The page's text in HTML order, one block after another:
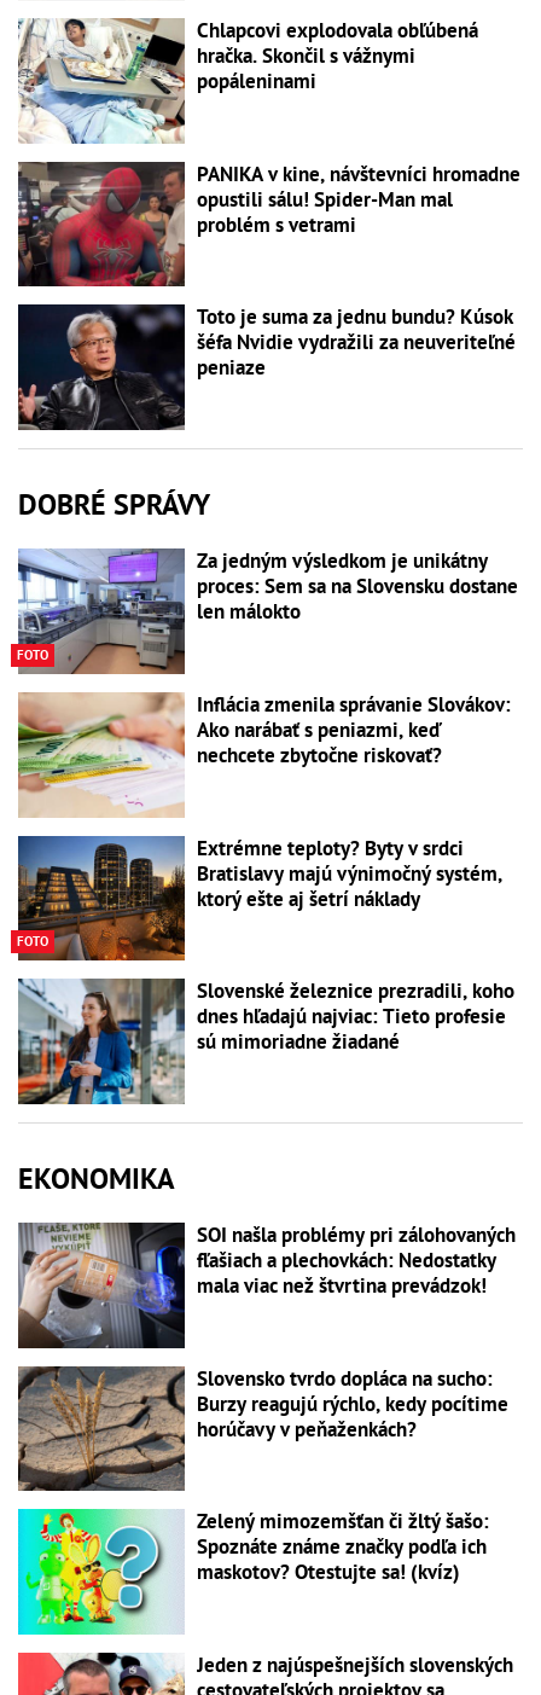
Chlapcovi explodovala obľúbená
hračka. Skončil s vážnymi
popáleninami
PANIKA v kine, návštevníci hromadne
opustili sálu! Spider-Man mal
problém s vetrami
Toto je suma za jednu bundu? Kúsok
šéfa Nvidie vydražili za neuveriteľné
peniaze
DOBRÉ SPRÁVY
FOTO
Za jedným výsledkom je unikátny
proces: Sem sa na Slovensku dostane
len málokto
Inflácia zmenila správanie Slovákov:
Ako narábať s peniazmi, keď
nechcete zbytočne riskovať?
FOTO
Extrémne teploty? Byty v srdci
Bratislavy majú výnimočný systém,
ktorý ešte aj šetrí náklady
Slovenské železnice prezradili, koho
dnes hľadajú najviac: Tieto profesie
sú mimoriadne žiadané
EKONOMIKA
SOI našla problémy pri zálohovaných
fľašiach a plechovkách: Nedostatky
mala viac než štvrtina prevádzok!
Slovensko tvrdo dopláca na sucho:
Burzy reagujú rýchlo, kedy pocítime
horúčavy v peňaženkách?
Zelený mimozemšťan či žltý šašo:
Spoznáte známe značky podľa ich
maskotov? Otestujte sa! (kvíz)
Jeden z najúspešnejších slovenských